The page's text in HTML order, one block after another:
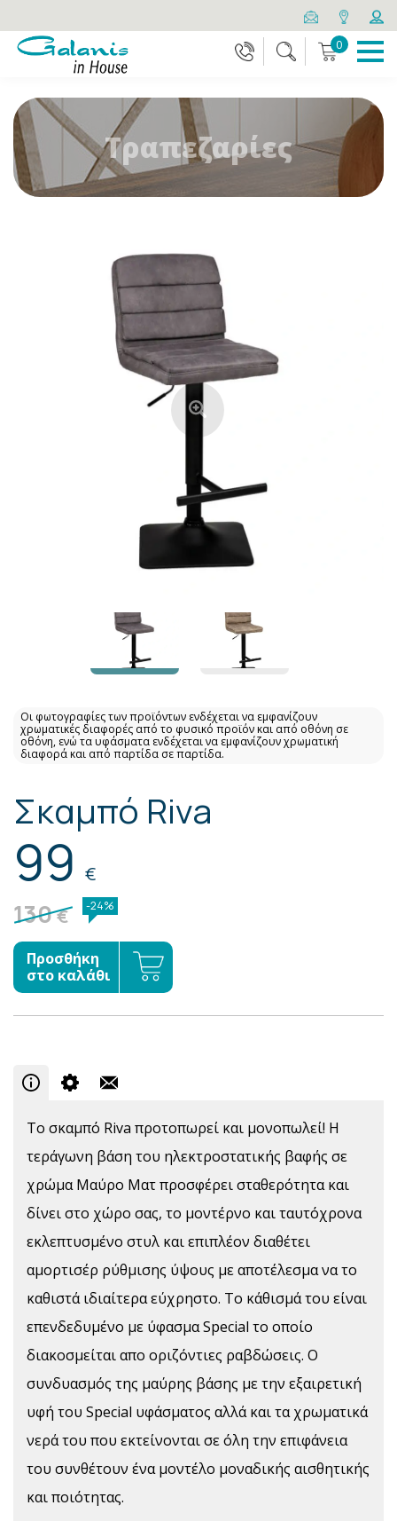
0
Τραπεζαρίες
Οι φωτογραφίες των προϊόντων ενδέχεται να εμφανίζουν
χρωματικές διαφορές από το φυσικό προϊόν και από οθόνη σε
οθόνη, ενώ τα υφάσματα ενδέχεται να εμφανίζουν χρωματική
διαφορά και από παρτίδα σε παρτίδα.
Σκαμπό Riva
99 €
130€ -24%
Προσθήκη
στο καλάθι
Το σκαμπό Riva προτοπωρεί και μονοπωλεί! Η
τεράγωνη βάση του ηλεκτροστατικής βαφής σε
χρώμα Μαύρο Ματ προσφέρει σταθερότητα και
δίνει στο χώρο σας, το μοντέρνο και ταυτόχρονα
εκλεπτυσμένο στυλ και επιπλέον διαθέτει
αμορτισέρ ρύθμισης ύψους με αποτέλεσμα να το
καθιστά ιδιαίτερα εύχρηστο. Το κάθισμά του είναι
επενδεδυμένο με ύφασμα Special το οποίο
διακοσμείται απο οριζόντιες ραβδώσεις. Ο
συνδυασμός της μαύρης βάσης με την εξαιρετική
υφή του Special υφάσματος αλλά και τα χρωματικά
νερά του που εκτείνονται σε όλη την επιφάνεια
του συνθέτουν ένα μοντέλο μοναδικής αισθητικής
και ποιότητας.